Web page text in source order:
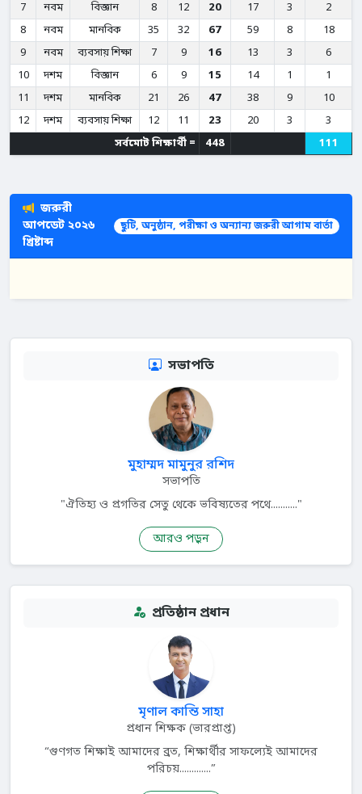
7
নবম বিজ্ঞান 8 12 20 17 3
2
8
নবম মানবিক 35 32 67 59 8
18
9
নবম ব্যবসায় শিক্ষা 7 9 16 13 3
6
10
দশম বিজ্ঞান 6 9 15 14 1
1
11
দশম মানবিক 21 26 47 38 9
10
12
দশম ব্যবসায় শিক্ষা 12 11 23 20 3
3
সর্বমোট শিক্ষার্থী =
448 111
জরুরী
আপডেট ২০২৬
খ্রিষ্টাব্দ
ছুটি, অনুষ্ঠান, পরীক্ষা ও অন্যান্য জরুরী আগাম বার্তা
সভাপতি
মুহাম্মদ মামুনুর রশিদ
সভাপতি
"ঐতিহ্য ও প্রগতির সেতু থেকে ভবিষ্যতের পথে..........."
আরও পড়ুন
প্রতিষ্ঠান প্রধান
মৃণাল কান্তি সাহা
প্রধান শিক্ষক (ভারপ্রাপ্ত)
“গুণগত শিক্ষাই আমাদের ব্রত, শিক্ষার্থীর সাফল্যেই আমাদের
পরিচয়.............”